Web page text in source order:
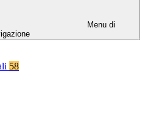
Menu di
58